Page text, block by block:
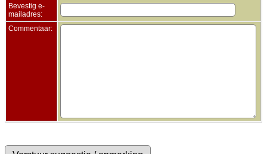
Bevestig e-
mailadres:
Commentaar: